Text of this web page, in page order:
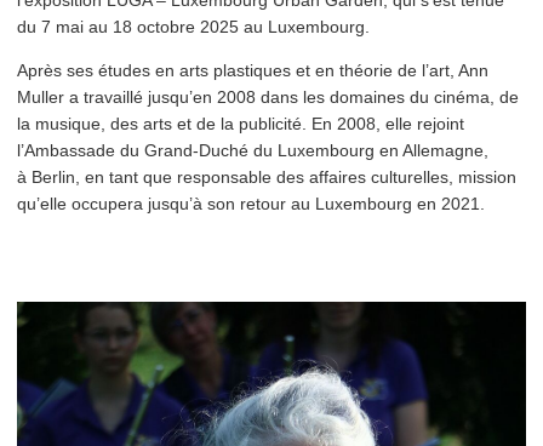
du 7 mai au 18 octobre 2025 au Luxembourg.
Après ses études en arts plastiques et en théorie de l’art, Ann
Muller a travaillé jusqu’en 2008 dans les domaines du cinéma, de
la musique, des arts et de la publicité. En 2008, elle rejoint
l’Ambassade du Grand-Duché du Luxembourg en Allemagne,
à Berlin, en tant que responsable des affaires culturelles, mission
qu’elle occupera jusqu’à son retour au Luxembourg en 2021.